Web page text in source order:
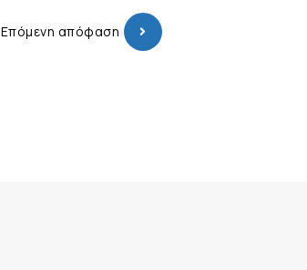
Επόμενη απόφαση